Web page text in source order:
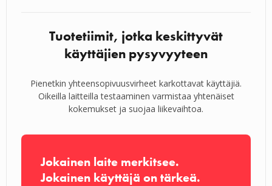
Tuotetiimit, jotka keskittyvät
käyttäjien pysyvyyteen
Pienetkin yhteensopivuusvirheet karkottavat käyttäjiä.
Oikeilla laitteilla testaaminen varmistaa yhtenäiset
kokemukset ja suojaa liikevaihtoa.
Jokainen laite merkitsee.
Jokainen käyttäjä on tärkeä.